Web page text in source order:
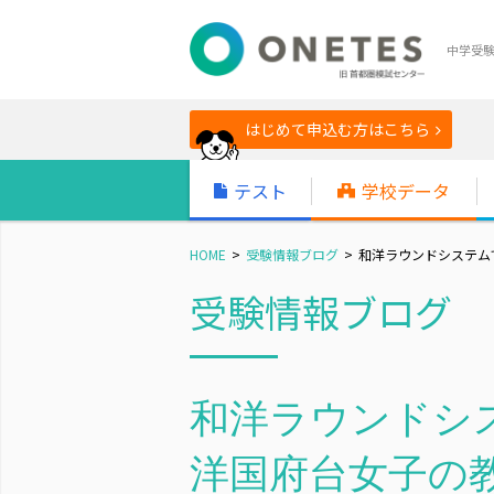
中学受
はじめて申込む方はこちら
テスト 学校データ
HOME 受験情報ブログ 和洋ラウンドシステ
受験情報ブログ
和洋ラウンドシ
洋国府台女子の